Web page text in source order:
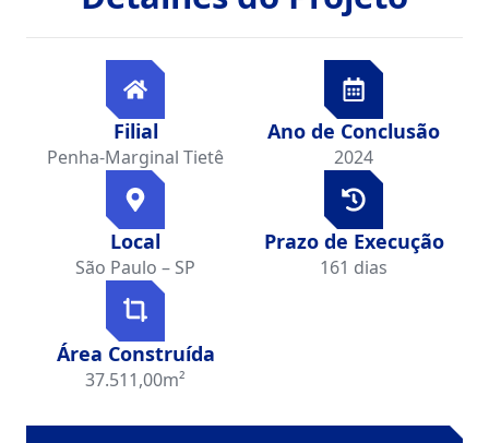
Filial
Penha-Marginal Tietê
Ano de Conclusão
2024
Local
São Paulo – SP
Prazo de Execução
161 dias
Área Construída
37.511,00m²